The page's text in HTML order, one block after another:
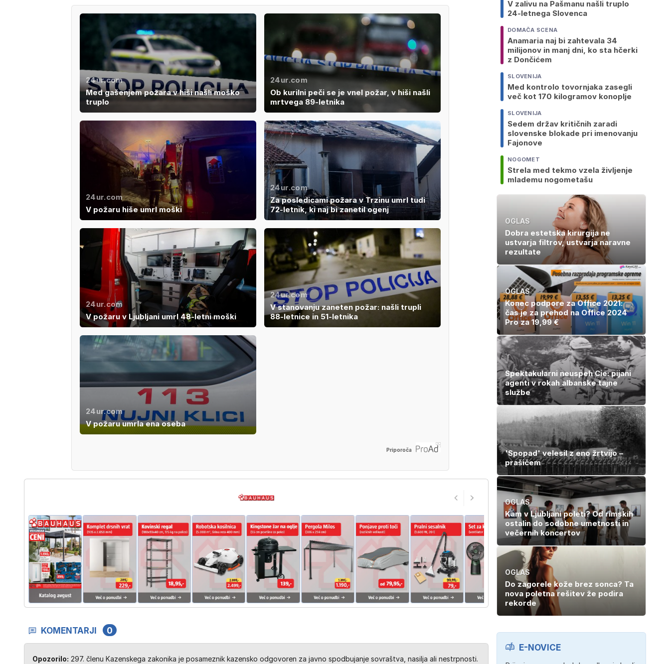
24ur.com
Med gašenjem požara v hiši našli moško
truplo
24ur.com
Ob kurilni peči se je vnel požar, v hiši našli
mrtvega 89-letnika
24ur.com
V požaru hiše umrl moški
24ur.com
Za posledicami požara v Trzinu umrl tudi
72-letnik, ki naj bi zanetil ogenj
24ur.com
V požaru v Ljubljani umrl 48-letni moški
24ur.com
V stanovanju zaneten požar: našli trupli
88-letnice in 51-letnika
24ur.com
V požaru umrla ena oseba
Priporoča
KOMENTARJI 0
Opozorilo: 297. členu Kazenskega zakonika je posameznik kazensko odgovoren za javno spodbujanje sovraštva, nasilja ali nestrpnosti.
V zalivu na Pašmanu našli truplo
24-letnega Slovenca
DOMAČA SCENA
Anamaria naj bi zahtevala 34
milijonov in manj dni, ko sta hčerki
z Dončićem
SLOVENIJA
Med kontrolo tovornjaka zasegli
več kot 170 kilogramov konoplje
SLOVENIJA
Sedem držav kritičnih zaradi
slovenske blokade pri imenovanju
Fajonove
NOGOMET
Strela med tekmo vzela življenje
mlademu nogometašu
OGLAS
Dobra estetska kirurgija ne
ustvarja filtrov, ustvarja naravne
rezultate
OGLAS
Konec podpore za Office 2021:
čas je za prehod na Office 2024
Pro za 19,99 €
Spektakularni neuspeh Cie: pijani
agenti v rokah albanske tajne
službe
'Spopad' velesil z eno žrtvijo –
prašičem
OGLAS
Kam v Ljubljani poleti? Od rimskih
ostalin do sodobne umetnosti in
večernih koncertov
OGLAS
Do zagorele kože brez sonca? Ta
nova poletna rešitev že podira
rekorde
E-NOVICE